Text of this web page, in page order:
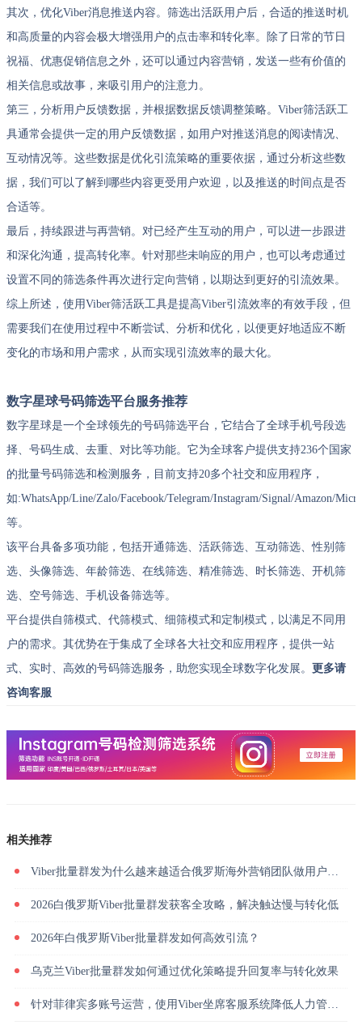
其次，优化Viber消息推送内容。筛选出活跃用户后，合适的推送时机
和高质量的内容会极大增强用户的点击率和转化率。除了日常的节日
祝福、优惠促销信息之外，还可以通过内容营销，发送一些有价值的
相关信息或故事，来吸引用户的注意力。
第三，分析用户反馈数据，并根据数据反馈调整策略。Viber筛活跃工
具通常会提供一定的用户反馈数据，如用户对推送消息的阅读情况、
互动情况等。这些数据是优化引流策略的重要依据，通过分析这些数
据，我们可以了解到哪些内容更受用户欢迎，以及推送的时间点是否
合适等。
最后，持续跟进与再营销。对已经产生互动的用户，可以进一步跟进
和深化沟通，提高转化率。针对那些未响应的用户，也可以考虑通过
设置不同的筛选条件再次进行定向营销，以期达到更好的引流效果。
综上所述，使用Viber筛活跃工具是提高Viber引流效率的有效手段，但
需要我们在使用过程中不断尝试、分析和优化，以便更好地适应不断
变化的市场和用户需求，从而实现引流效率的最大化。
数字星球号码筛选平台服务推荐
数字星球是一个全球领先的号码筛选平台，它结合了全球手机号段选
择、号码生成、去重、对比等功能。它为全球客户提供支持236个国家
的批量号码筛选和检测服务，目前支持20多个社交和应用程序，
如:WhatsApp/Line/Zalo/Facebook/Telegram/Instagram/Signal/Amazon/
等。
该平台具备多项功能，包括开通筛选、活跃筛选、互动筛选、性别筛
选、头像筛选、年龄筛选、在线筛选、精准筛选、时长筛选、开机筛
选、空号筛选、手机设备筛选等。
平台提供自筛模式、代筛模式、细筛模式和定制模式，以满足不同用
户的需求。其优势在于集成了全球各大社交和应用程序，提供一站
式、实时、高效的号码筛选服务，助您实现全球数字化发展。 更多请
咨询客服
相关推荐
Viber批量群发为什么越来越适合俄罗斯海外营销团队做用户触达？
2026白俄罗斯Viber批量群发获客全攻略，解决触达慢与转化低
2026年白俄罗斯Viber批量群发如何高效引流？
乌克兰Viber批量群发如何通过优化策略提升回复率与转化效果
针对菲律宾多账号运营，使用Viber坐席客服系统降低人力管理成本